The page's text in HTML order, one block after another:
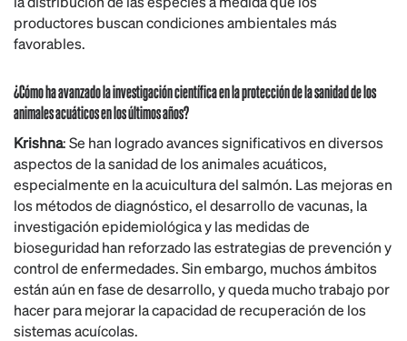
productores buscan condiciones ambientales más
favorables.
¿Cómo ha avanzado la investigación científica en la protección de la sanidad de los
animales acuáticos en los últimos años?
Krishna: Se han logrado avances significativos en diversos
aspectos de la sanidad de los animales acuáticos,
especialmente en la acuicultura del salmón. Las mejoras en
los métodos de diagnóstico, el desarrollo de vacunas, la
investigación epidemiológica y las medidas de
bioseguridad han reforzado las estrategias de prevención y
control de enfermedades. Sin embargo, muchos ámbitos
están aún en fase de desarrollo, y queda mucho trabajo por
hacer para mejorar la capacidad de recuperación de los
sistemas acuícolas.